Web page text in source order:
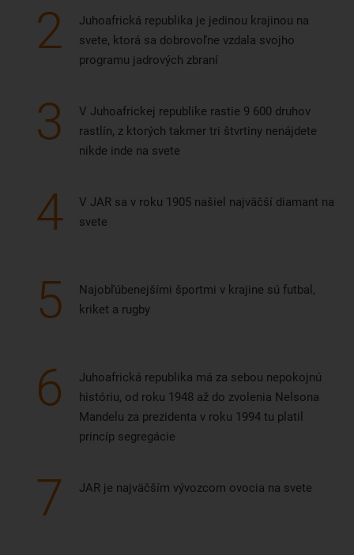
2
Juhoafrická republika je jedinou krajinou na
svete, ktorá sa dobrovoľne vzdala svojho
programu jadrových zbraní
3
V Juhoafrickej republike rastie 9 600 druhov
rastlín, z ktorých takmer tri štvrtiny nenájdete
nikde inde na svete
4
V JAR sa v roku 1905 našiel najväčší diamant na
svete
5
Najobľúbenejšími športmi v krajine sú futbal,
kriket a rugby
6
Juhoafrická republika má za sebou nepokojnú
históriu, od roku 1948 až do zvolenia Nelsona
Mandelu za prezidenta v roku 1994 tu platil
princíp segregácie
7 JAR je najväčším vývozcom ovocia na svete